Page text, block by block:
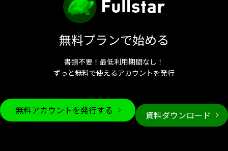
無料プランで始める
書類不要！最低利用期間なし！
ずっと無料で使えるアカウントを発行
無料アカウントを発行する 資料ダウンロード